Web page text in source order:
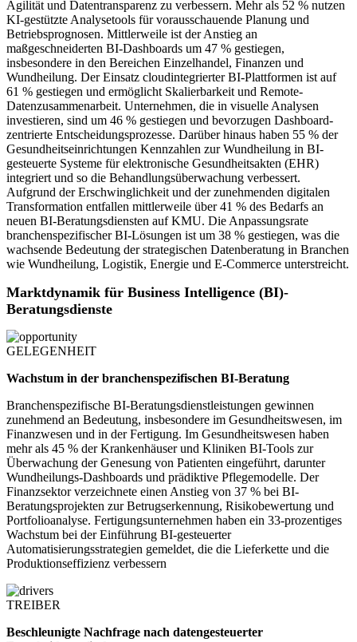
Agilität und Datentransparenz zu verbessern. Mehr als 52 % nutzen
KI-gestützte Analysetools für vorausschauende Planung und
Betriebsprognosen. Mittlerweile ist der Anstieg an
maßgeschneiderten BI-Dashboards um 47 % gestiegen,
insbesondere in den Bereichen Einzelhandel, Finanzen und
Wundheilung. Der Einsatz cloudintegrierter BI-Plattformen ist auf
61 % gestiegen und ermöglicht Skalierbarkeit und Remote-
Datenzusammenarbeit. Unternehmen, die in visuelle Analysen
investieren, sind um 46 % gestiegen und bevorzugen Dashboard-
zentrierte Entscheidungsprozesse. Darüber hinaus haben 55 % der
Gesundheitseinrichtungen Kennzahlen zur Wundheilung in BI-
gesteuerte Systeme für elektronische Gesundheitsakten (EHR)
integriert und so die Behandlungsüberwachung verbessert.
Aufgrund der Erschwinglichkeit und der zunehmenden digitalen
Transformation entfallen mittlerweile über 41 % des Bedarfs an
neuen BI-Beratungsdiensten auf KMU. Die Anpassungsrate
branchenspezifischer BI-Lösungen ist um 38 % gestiegen, was die
wachsende Bedeutung der strategischen Datenberatung in Branchen
wie Wundheilung, Logistik, Energie und E-Commerce unterstreicht.
Marktdynamik für Business Intelligence (BI)-
Beratungsdienste
GELEGENHEIT
Wachstum in der branchenspezifischen BI-Beratung
Branchenspezifische BI-Beratungsdienstleistungen gewinnen
zunehmend an Bedeutung, insbesondere im Gesundheitswesen, im
Finanzwesen und in der Fertigung. Im Gesundheitswesen haben
mehr als 45 % der Krankenhäuser und Kliniken BI-Tools zur
Überwachung der Genesung von Patienten eingeführt, darunter
Wundheilungs-Dashboards und prädiktive Pflegemodelle. Der
Finanzsektor verzeichnete einen Anstieg von 37 % bei BI-
Beratungsprojekten zur Betrugserkennung, Risikobewertung und
Portfolioanalyse. Fertigungsunternehmen haben ein 33-prozentiges
Wachstum bei der Einführung BI-gesteuerter
Automatisierungsstrategien gemeldet, die die Lieferkette und die
Produktionseffizienz verbessern
TREIBER
Beschleunigte Nachfrage nach datengesteuerter